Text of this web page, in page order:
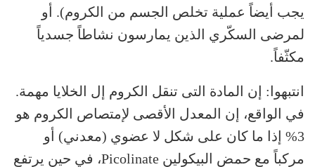
يجب أيضاً عملية تخلص الجسم من الكروم). أو
لمرضى السكّري الذين يمارسون نشاطاً جسدياً
مكثّفاً.
انتبهوا: إن المادة التى تنقل الكروم إل الخلايا مهمة.
في الواقع، إن المعدل الأقصى لإمتصاص الكروم هو
3% إذا ما كان على شكل لا عضوي (معدني) أو
مركباً مع حمض البيكولين Picolinate، في حين يرتفع